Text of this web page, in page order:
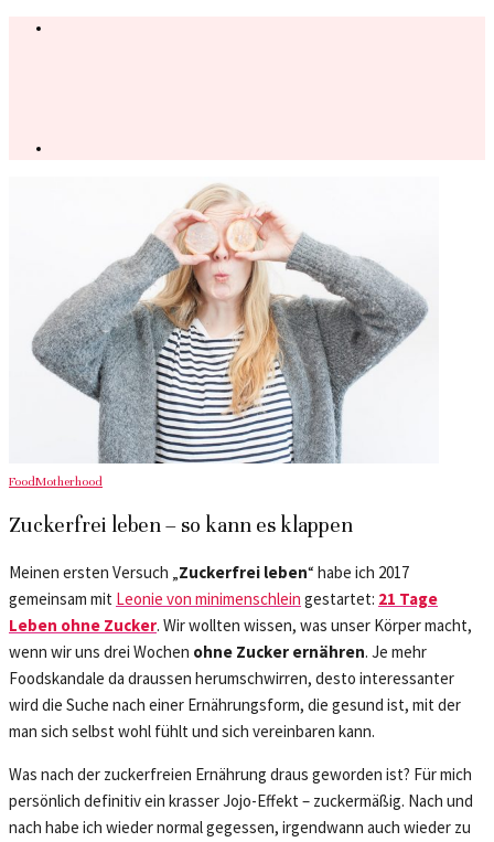
FoodMotherhood
Zuckerfrei leben – so kann es klappen
Meinen ersten Versuch „Zuckerfrei leben“ habe ich 2017
gemeinsam mit Leonie von minimenschlein gestartet: 21 Tage
Leben ohne Zucker. Wir wollten wissen, was unser Körper macht,
wenn wir uns drei Wochen ohne Zucker ernähren. Je mehr
Foodskandale da draussen herumschwirren, desto interessanter
wird die Suche nach einer Ernährungsform, die gesund ist, mit der
man sich selbst wohl fühlt und sich vereinbaren kann.
Was nach der zuckerfreien Ernährung draus geworden ist? Für mich
persönlich definitiv ein krasser Jojo-Effekt – zuckermäßig. Nach und
nach habe ich wieder normal gegessen, irgendwann auch wieder zu